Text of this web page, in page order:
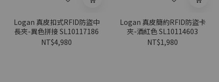
Logan 真皮扣式RFID防盜中
長夾-異色拼接 SL10117186
NT$4,980
Logan 真皮簡約RFID防盜卡
夾-酒紅色 SL10114603
NT$1,980